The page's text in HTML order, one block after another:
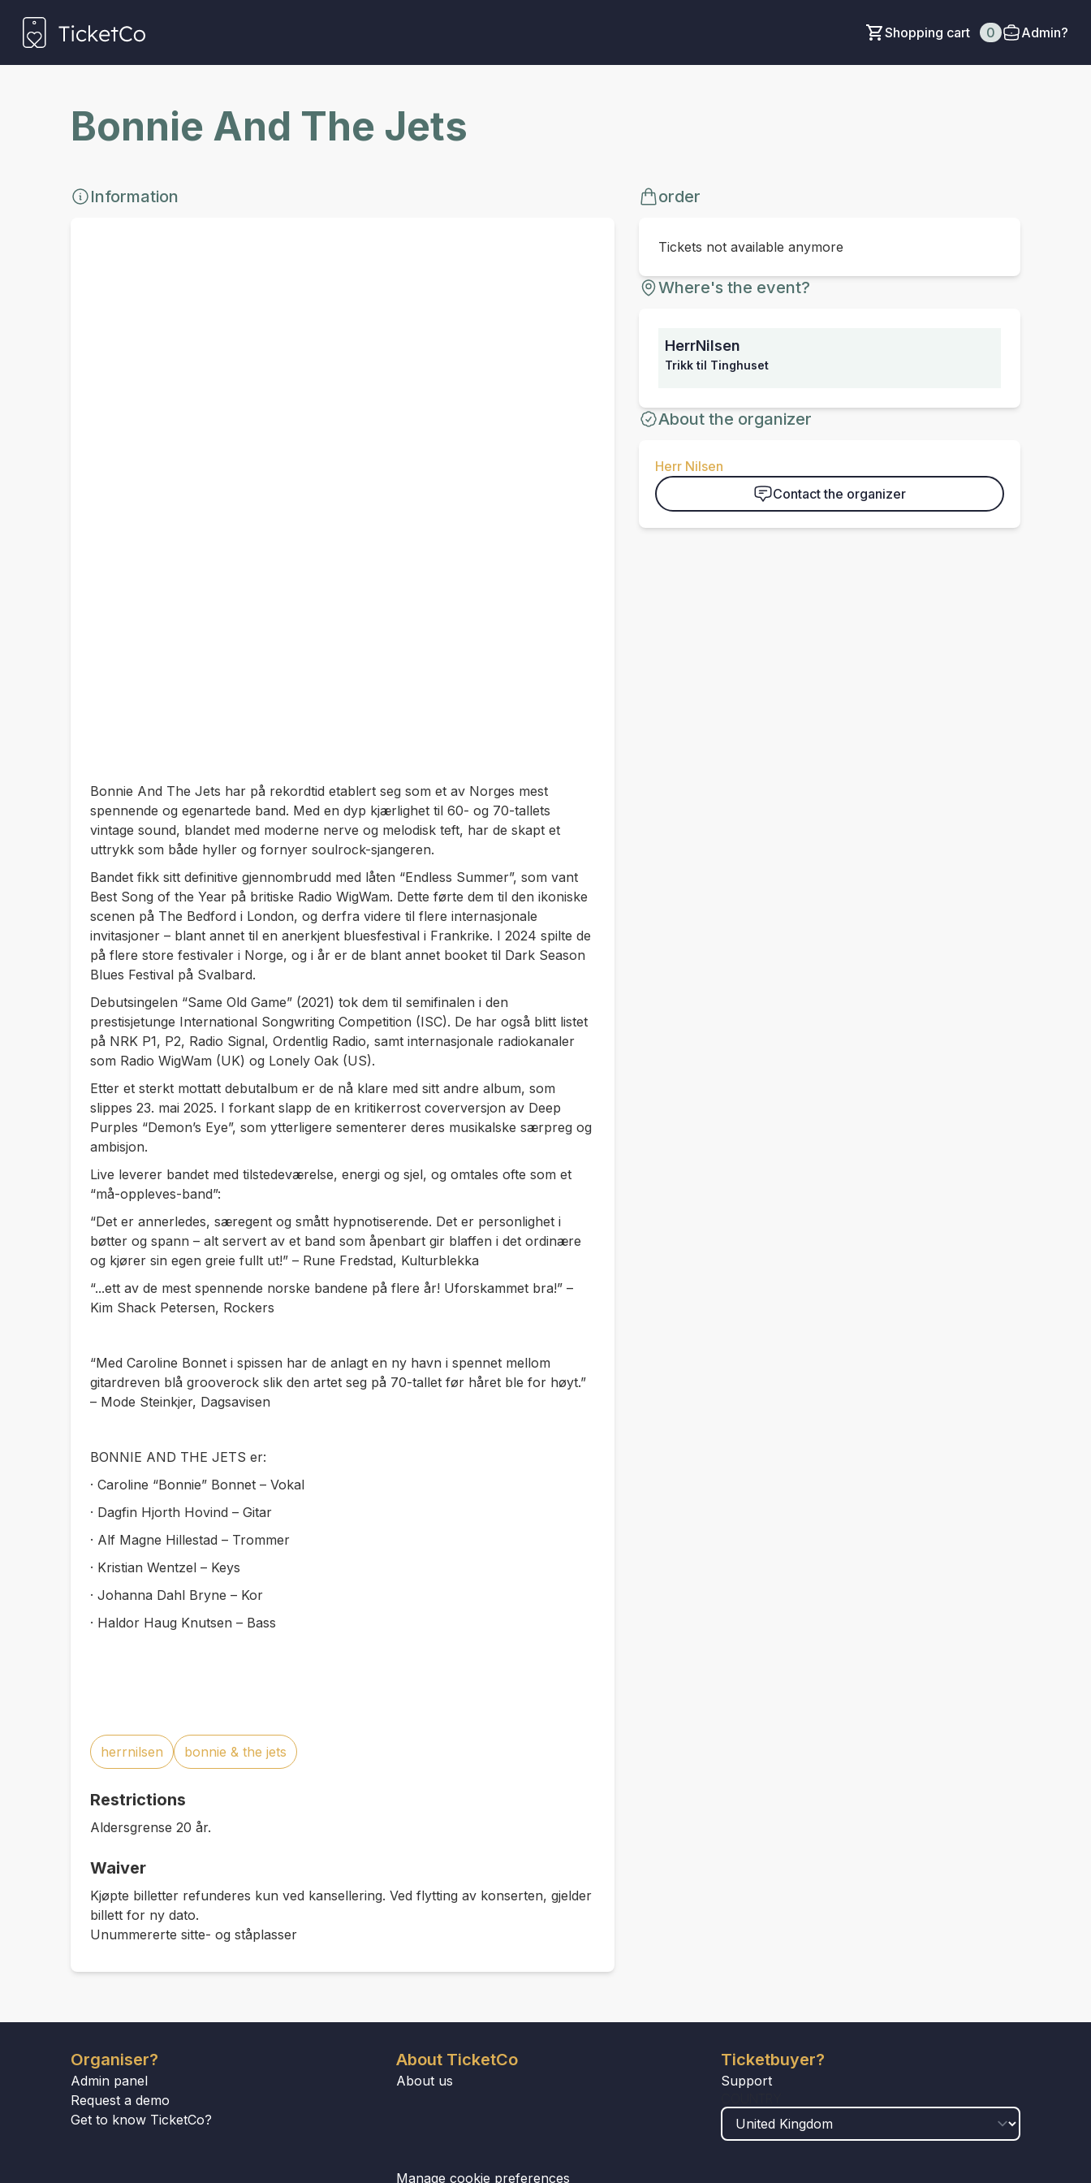
Shopping cart 0 Admin?
Bonnie And The Jets
Information
Bonnie And The Jets har på rekordtid etablert seg som et av Norges mest
spennende og egenartede band. Med en dyp kjærlighet til 60- og 70-tallets
vintage sound, blandet med moderne nerve og melodisk teft, har de skapt et
uttrykk som både hyller og fornyer soulrock-sjangeren.
Bandet fikk sitt definitive gjennombrudd med låten “Endless Summer”, som vant
Best Song of the Year på britiske Radio WigWam. Dette førte dem til den ikoniske
scenen på The Bedford i London, og derfra videre til flere internasjonale
invitasjoner – blant annet til en anerkjent bluesfestival i Frankrike. I 2024 spilte de
på flere store festivaler i Norge, og i år er de blant annet booket til Dark Season
Blues Festival på Svalbard.
Debutsingelen “Same Old Game” (2021) tok dem til semifinalen i den
prestisjetunge International Songwriting Competition (ISC). De har også blitt listet
på NRK P1, P2, Radio Signal, Ordentlig Radio, samt internasjonale radiokanaler
som Radio WigWam (UK) og Lonely Oak (US).
Etter et sterkt mottatt debutalbum er de nå klare med sitt andre album, som
slippes 23. mai 2025. I forkant slapp de en kritikerrost coverversjon av Deep
Purples “Demon’s Eye”, som ytterligere sementerer deres musikalske særpreg og
ambisjon.
Live leverer bandet med tilstedeværelse, energi og sjel, og omtales ofte som et
“må-oppleves-band”:
“Det er annerledes, særegent og smått hypnotiserende. Det er personlighet i
bøtter og spann – alt servert av et band som åpenbart gir blaffen i det ordinære
og kjører sin egen greie fullt ut!” – Rune Fredstad, Kulturblekka
“...ett av de mest spennende norske bandene på flere år! Uforskammet bra!” –
Kim Shack Petersen, Rockers
“Med Caroline Bonnet i spissen har de anlagt en ny havn i spennet mellom
gitardreven blå grooverock slik den artet seg på 70-tallet før håret ble for høyt.”
– Mode Steinkjer, Dagsavisen
BONNIE AND THE JETS er:
· Caroline “Bonnie” Bonnet – Vokal
· Dagfin Hjorth Hovind – Gitar
· Alf Magne Hillestad – Trommer
· Kristian Wentzel – Keys
· Johanna Dahl Bryne – Kor
· Haldor Haug Knutsen – Bass
herrnilsen bonnie & the jets
Restrictions
Aldersgrense 20 år.
Waiver
Kjøpte billetter refunderes kun ved kansellering. Ved flytting av konserten, gjelder
billett for ny dato.
Unummererte sitte- og ståplasser
order
Tickets not available anymore
Where's the event?
HerrNilsen
Trikk til Tinghuset
About the organizer
Herr Nilsen
Contact the organizer
Organiser?
Admin panel
Request a demo
Get to know TicketCo?
About TicketCo
About us
Manage cookie preferences
Ticketbuyer?
Support